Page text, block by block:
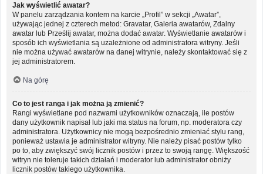
Jak wyświetlić awatar?
W panelu zarządzania kontem na karcie „Profil” w sekcji „Awatar”,
używając jednej z czterech metod: Gravatar, Galeria awatarów, Zdalny
awatar lub Prześlij awatar, można dodać awatar. Wyświetlanie awatarów i
sposób ich wyświetlania są uzależnione od administratora witryny. Jeśli
nie można używać awatarów na danej witrynie, należy skontaktować się z
jej administratorem.
Na górę
Co to jest ranga i jak można ją zmienić?
Rangi wyświetlane pod nazwami użytkowników oznaczają, ile postów
dany użytkownik napisał lub jaki ma status na forum, np. moderatora czy
administratora. Użytkownicy nie mogą bezpośrednio zmieniać stylu rang,
ponieważ ustawia je administrator witryny. Nie należy pisać postów tylko
po to, aby zwiększyć swój licznik postów i przez to swoją rangę. Większość
witryn nie toleruje takich działań i moderator lub administrator obniży
licznik postów takiego użytkownika.